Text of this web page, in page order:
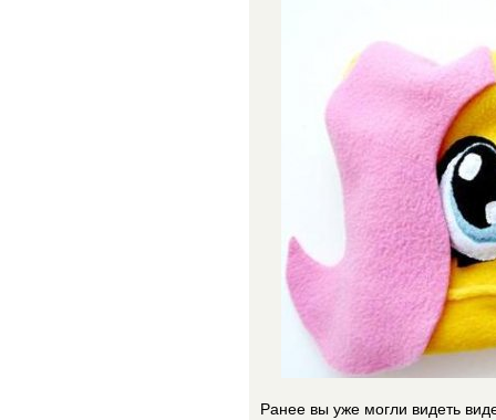
Ранее вы уже могли видеть